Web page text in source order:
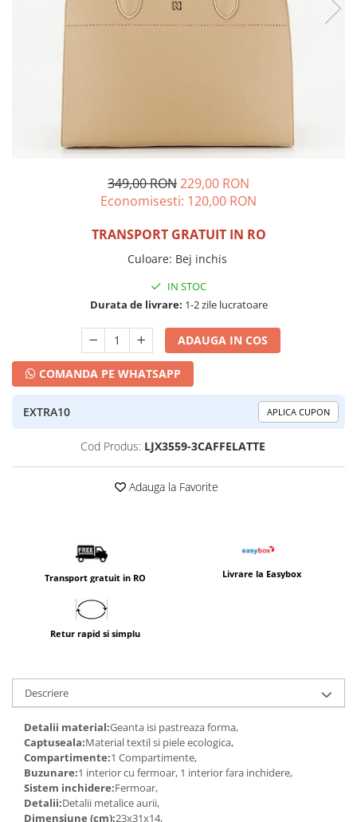
Incaltamine primavara-vara piele
Imbracaminte
Camasi si topuri
Blugi si pantaloni
Pulovere si cardigane
Incaltaminte toamna-iarna piele
349,00 RON229,00 RON
Economisesti: 120,00 RON
TRANSPORT GRATUIT IN RO
Culoare: Bej inchis
IN STOC
Durata de livrare: 1-2 zile lucratoare
ADAUGA IN COS
COMANDA PE WHATSAPP
EXTRA10 APLICA CUPON
Cod Produs: LJX3559-3CAFFELATTE
Adauga la Favorite
Transport gratuit in RO Livrare la Easybox
Retur rapid si simplu
Descriere
Detalii material:Geanta isi pastreaza forma,
Captuseala:Material textil si piele ecologica,
Compartimente:1 Compartimente,
Buzunare:1 interior cu fermoar, 1 interior fara inchidere,
Sistem inchidere:Fermoar,
Detalii:Detalii metalice aurii,
Dimensiune (cm):23x31x14,